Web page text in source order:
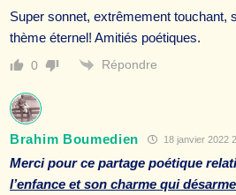
Super sonnet, extrêmement touchant,
thème éternel! Amitiés poétiques.
0 Répondre
Brahim Boumedien 18 janvier 2022
Merci pour ce partage poétique
l’enfance et son charme qui